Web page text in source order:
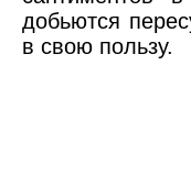
добьются
в свою пользу.